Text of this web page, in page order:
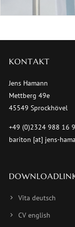
KONTAKT
Jens Hamann
Mettberg 49e
45549 Sprockhövel
+49 (0)2324 988 16
bariton [at] jens-
Vita deutsch
CV english